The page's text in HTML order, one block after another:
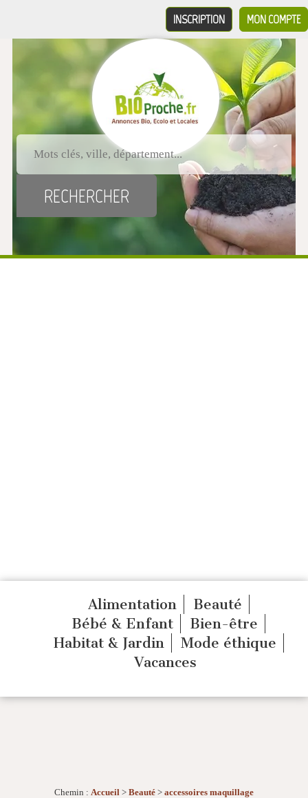
MON COMPTE
INSCRIPTION
Alimentation
Beauté
Bébé & Enfant
Bien-être
Habitat & Jardin
Mode éthique
Vacances
Chemin : Accueil > Beauté > accessoires maquillage